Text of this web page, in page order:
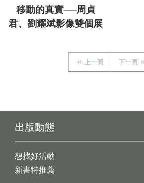
移動的真實──周貞
君、劉耀斌影像雙個展
上一頁 下一頁
出版動態
想找好活動
新書特推薦